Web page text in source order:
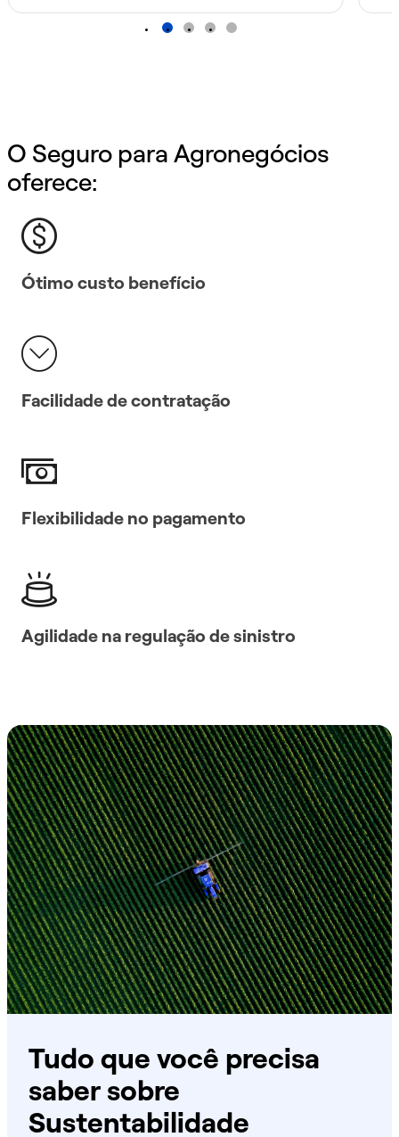
1 2 3 4
O Seguro para Agronegócios
oferece:
Ótimo custo benefício
Facilidade de contratação
Flexibilidade no pagamento
Agilidade na regulação de sinistro
Tudo que você precisa
saber sobre
Sustentabilidade